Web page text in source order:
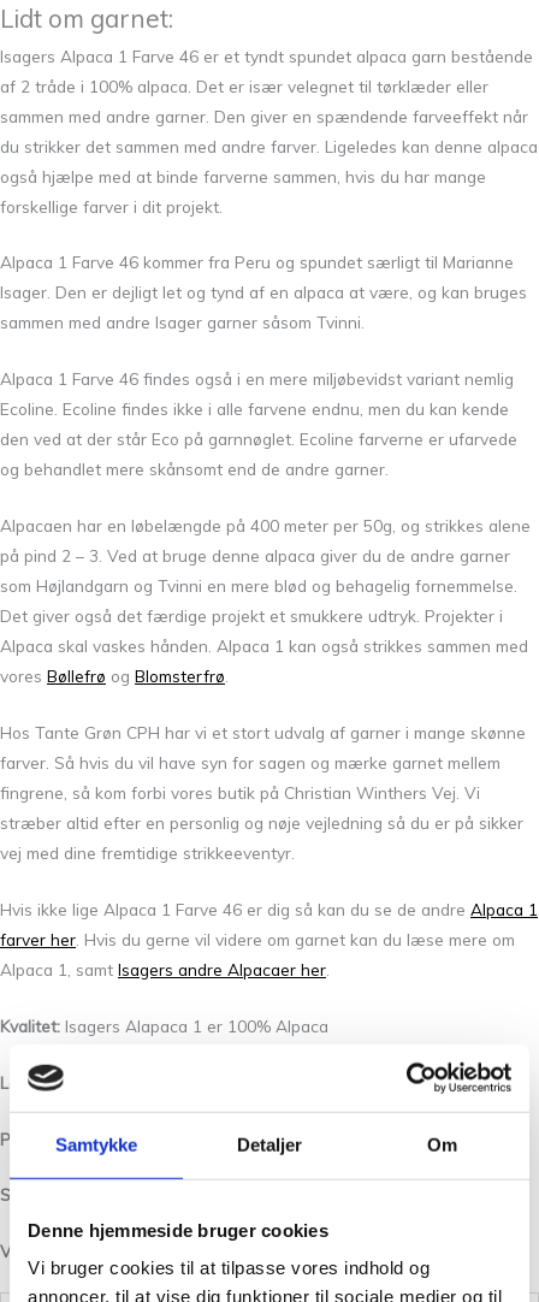
Samtykke Detaljer Om
Denne hjemmeside bruger cookies
Vi bruger cookies til at tilpasse vores indhold og
annoncer, til at vise dig funktioner til sociale medier og til
Lidt om garnet:
Isagers Alpaca 1 Farve 46 er et tyndt spundet alpaca garn bestående
af 2 tråde i 100% alpaca. Det er især velegnet til tørklæder eller
sammen med andre garner. Den giver en spændende farveeffekt når
du strikker det sammen med andre farver. Ligeledes kan denne alpaca
også hjælpe med at binde farverne sammen, hvis du har mange
forskellige farver i dit projekt.
Alpaca 1 Farve 46 kommer fra Peru og spundet særligt til Marianne
Isager. Den er dejligt let og tynd af en alpaca at være, og kan bruges
sammen med andre Isager garner såsom Tvinni.
Alpaca 1 Farve 46 findes også i en mere miljøbevidst variant nemlig
Ecoline. Ecoline findes ikke i alle farvene endnu, men du kan kende
den ved at der står Eco på garnnøglet. Ecoline farverne er ufarvede
og behandlet mere skånsomt end de andre garner.
Alpacaen har en løbelængde på 400 meter per 50g, og strikkes alene
på pind 2 – 3. Ved at bruge denne alpaca giver du de andre garner
som Højlandgarn og Tvinni en mere blød og behagelig fornemmelse.
Det giver også det færdige projekt et smukkere udtryk. Projekter i
Alpaca skal vaskes hånden. Alpaca 1 kan også strikkes sammen med
vores Bøllefrø og Blomsterfrø
Hos Tante Grøn CPH har vi et stort udvalg af garner i mange skønne
farver. Så hvis du vil have syn for sagen og mærke garnet mellem
fingrene, så kom forbi vores butik på Christian Winthers Vej. Vi
stræber altid efter en personlig og nøje vejledning så du er på sikker
vej med dine fremtidige strikkeeventyr.
Hvis ikke lige Alpaca 1 Farve 46 er dig så kan du se de andre Alpaca 1
farver her . Hvis du gerne vil videre om garnet kan du læse mere om
Alpaca 1, samt Isagers andre Alpacaer her
Kvalitet: Isagers Alapaca 1 er 100% Alpaca
Løbelængde/Yardage: 400 m pr. 50 g/437 yards per 50 g
Pinde /Needles:2 -3 mm
Strikkefasthed/Gauge:
Vask: